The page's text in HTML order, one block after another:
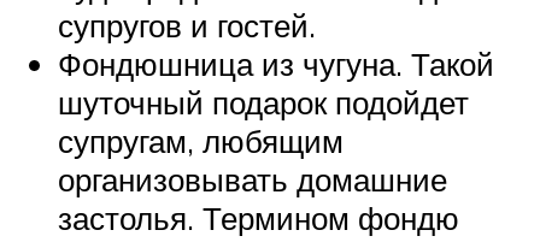
супругов и гостей.
Фондюшница из чугуна. Такой
шуточный подарок подойдет
супругам, любящим
организовывать домашние
застолья. Термином фондю